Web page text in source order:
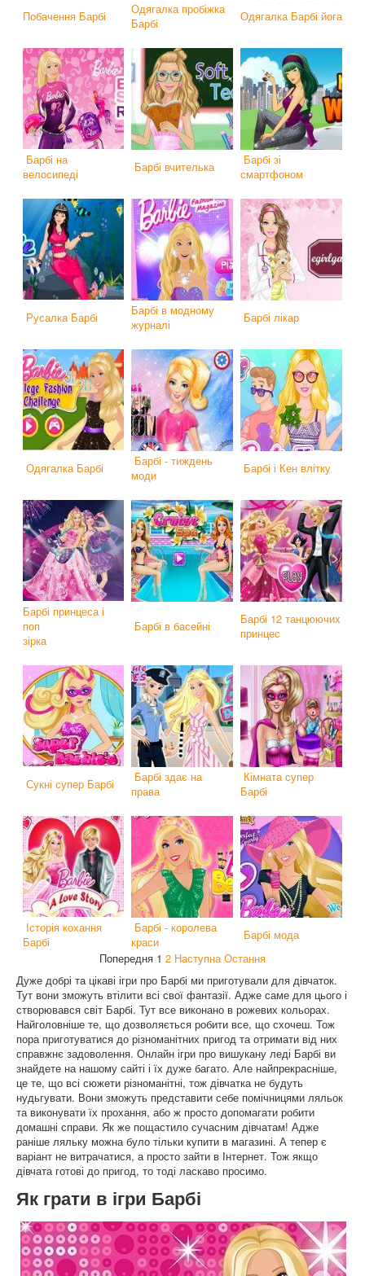
Побачення Барбі
Одягалка пробіжка
Барбі
Одягалка Барбі йога
Барбі на
велосипеді
Барбі вчителька
Барбі зі
смартфоном
Русалка Барбі
Барбі в модному
журналі
Барбі лікар
Одягалка Барбі
Барбі - тиждень
моди
Барбі і Кен влітку
Барбі принцеса і
поп
зірка
Барбі в басейні
Барбі 12 танцюючих
принцес
Сукні супер Барбі
Барбі здає на
права
Кімната супер
Барбі
Історія кохання
Барбі
Барбі - королева
краси
Барбі мода
Попередня 1 2 Наступна Остання
Дуже добрі та цікаві ігри про Барбі ми приготували для дівчаток.
Тут вони зможуть втілити всі свої фантазії. Адже саме для цього і
створювався світ Барбі. Тут все виконано в рожевих кольорах.
Найголовніше те, що дозволяється робити все, що схочеш. Тож
пора приготуватися до різноманітних пригод та отримати від них
справжнє задоволення. Онлайн ігри про вишукану леді Барбі ви
знайдете на нашому сайті і їх дуже багато. Але найпрекрасніше,
це те, що всі сюжети різноманітні, тож дівчатка не будуть
нудьгувати. Вони зможуть представити себе помічницями ляльок
та виконувати їх прохання, або ж просто допомагати робити
домашні справи. Як же пощастило сучасним дівчатам! Адже
раніше ляльку можна було тільки купити в магазині. А тепер є
варіант не витрачатися, а просто зайти в Інтернет. Тож якщо
дівчата готові до пригод, то тоді ласкаво просимо.
Як грати в ігри Барбі